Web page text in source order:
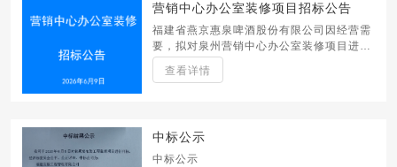
营销中心办公室装修项目招标公告
福建省燕京惠泉啤酒股份有限公司因经营需
要，拟对泉州营销中心办公室装修项目进行
招标，诚邀具备相应资质且有意向的单位踊
跃参与投标。
查看详情
中标公示
中标公示